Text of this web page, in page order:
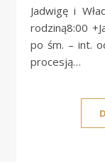
Jadwigę i
rodziną8:00
po śm. – int.
procesją…